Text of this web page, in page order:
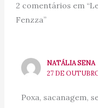
2 comentários em
Fenzza”
NATÁLIA SENA
27 DE
Poxa, sacanagem,